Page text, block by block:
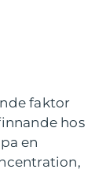
faktor
hos
en